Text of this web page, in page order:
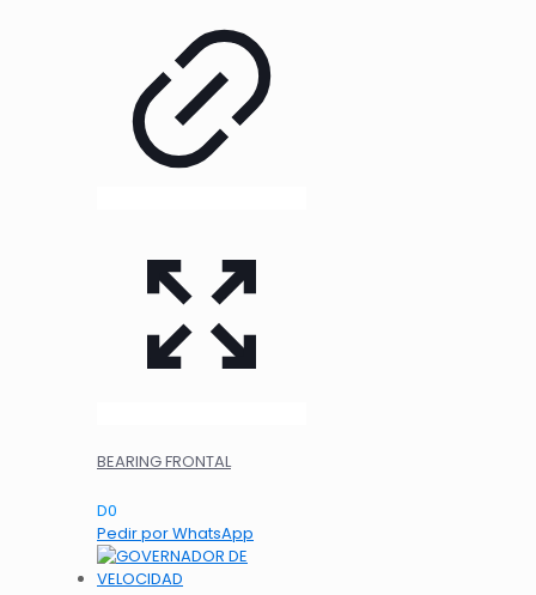
BEARING FRONTAL
D0
Pedir por WhatsApp